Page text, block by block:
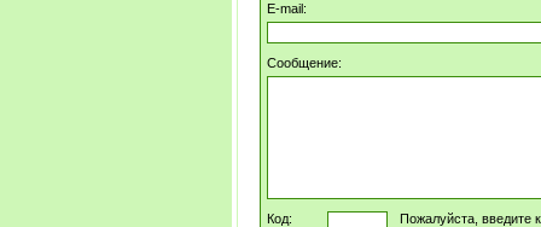
E-mail:
Сообщение:
Код: Пожалуйста, введите